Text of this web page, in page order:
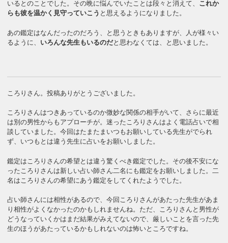
いるとのことでした。その晩に悩んでいたことは段々と消えて、 これか
らも彼を温かく見守っていこう と思えるようになりました。
あの鑑定はなんだったのだろう、と思うときもありますが、人が様々い
るように、 いろんな先生もいるのだと思わなくては、と思いました。
ころりさん。投稿ありがとうございました。
ころりさんはつきあっているのか微妙な関係の相手がいて、さらに最近
は別の男性からもアプローチが。迷ったころりさんはよく電話占いで相
談していました。今回はたまたまいつもお願いしている先生がでられ
ず、いつもとは違う先生に占いをお願いしました。
鑑定はころりさんの希望とは違う驚くべき鑑定でした。その後不安にな
ったころりさんは新しい占い師さん二名にも鑑定をお願いしました。二
名はころりさんの希望にあう鑑定をしてくれたようでした。
占い師さんには相性があるので、今回ころりさんがあたった先生があま
り相性がよくなかったのかもしれませんね。ただ、ころりさんと男性が
どうなっていくかはまだ結果がみえてないので、厳しいことを言った先
生のほうがあたっているかもしれないのは怖いところですね。